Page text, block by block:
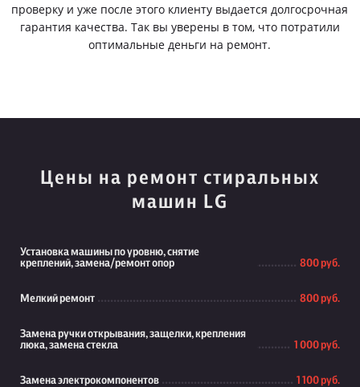
проверку и уже после этого клиенту выдается долгосрочная
гарантия качества. Так вы уверены в том, что потратили
оптимальные деньги на ремонт.
Цены на ремонт стиральных
машин LG
Установка машины по уровню, снятие
креплений, замена/ремонт опор
800 руб.
Мелкий ремонт 800 руб.
Замена ручки открывания, защелки, крепления
люка, замена стекла
1 000 руб.
Замена электрокомпонентов 1 100 руб.